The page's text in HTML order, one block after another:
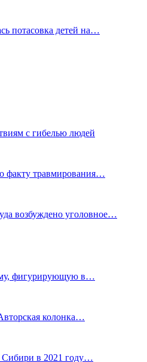
потасовка детей на…
с гибелью людей
факту травмирования…
возбуждено уголовное…
фигурирующую в…
колонка…
Сибири в 2021 году…